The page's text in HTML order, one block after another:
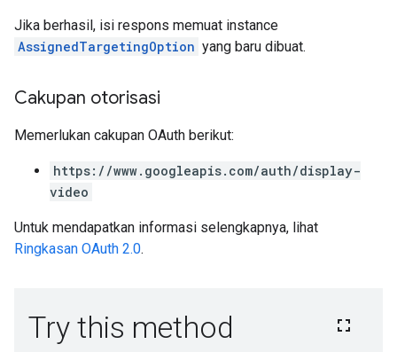
Jika berhasil, isi respons memuat instance
AssignedTargetingOption yang baru dibuat.
Cakupan otorisasi
Memerlukan cakupan OAuth berikut:
https://www.googleapis.com/auth/display-
video
Untuk mendapatkan informasi selengkapnya, lihat
Ringkasan OAuth 2.0.